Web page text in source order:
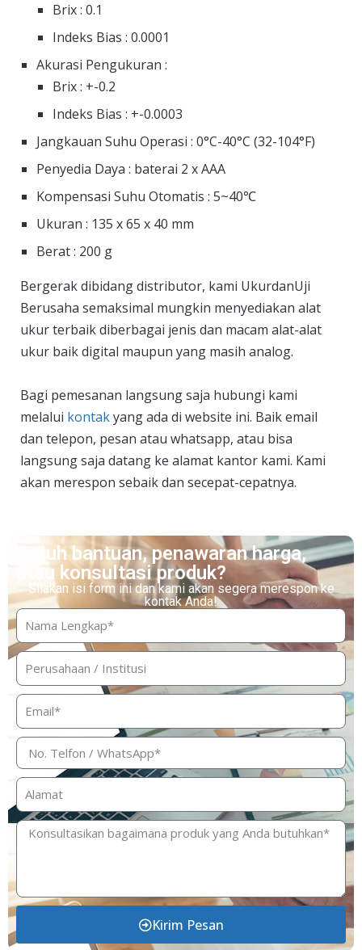
Brix : 0.1
Indeks Bias : 0.0001
Akurasi Pengukuran :
Brix : +-0.2
Indeks Bias : +-0.0003
Jangkauan Suhu Operasi : 0°C-40°C (32-104°F)
Penyedia Daya : baterai 2 x AAA
Kompensasi Suhu Otomatis : 5~40℃
Ukuran : 135 x 65 x 40 mm
Berat : 200 g
Bergerak dibidang distributor, kami UkurdanUji
Berusaha semaksimal mungkin menyediakan alat
ukur terbaik diberbagai jenis dan macam alat-alat
ukur baik digital maupun yang masih analog.
Bagi pemesanan langsung saja hubungi kami
melalui kontakyang ada di website ini. Baik email
dan telepon, pesan atau whatsapp, atau bisa
langsung saja datang ke alamat kantor kami. Kami
akan merespon sebaik dan secepat-cepatnya.
Butuh bantuan, penawaran harga,
atau konsultasi produk?
Silakan isi form ini dan kami akan segera merespon ke
kontak Anda!
Kirim Pesan